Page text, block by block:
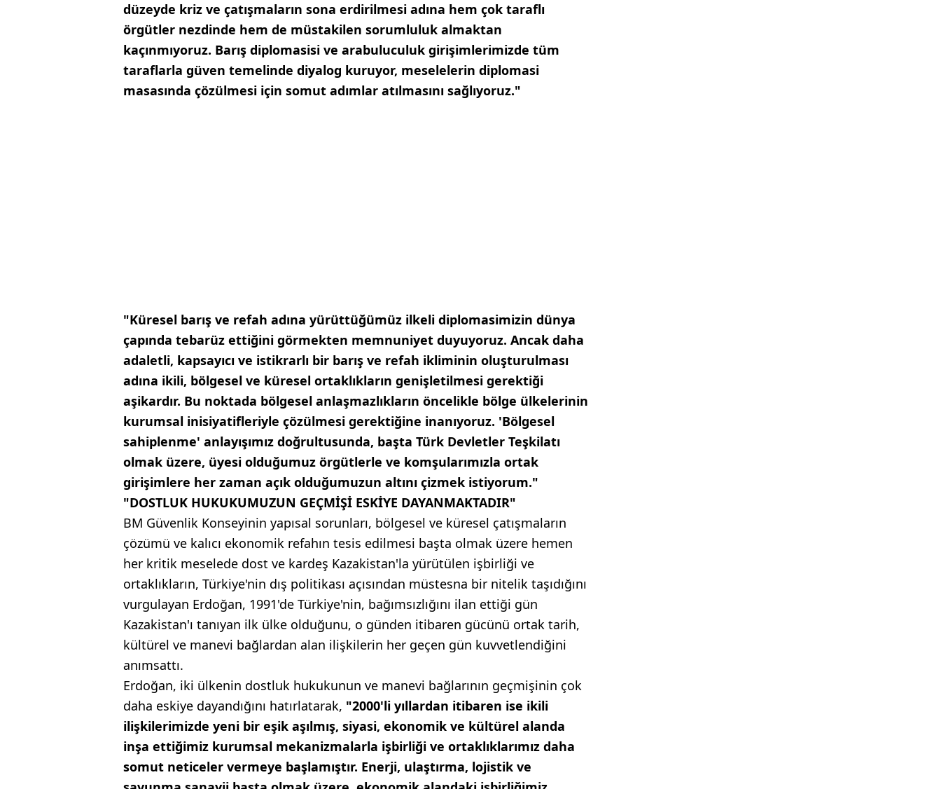
düzeyde kriz ve çatışmaların sona erdirilmesi adına hem çok taraflı
örgütler nezdinde hem de müstakilen sorumluluk almaktan
kaçınmıyoruz. Barış diplomasisi ve arabuluculuk girişimlerimizde tüm
taraflarla güven temelinde diyalog kuruyor, meselelerin diplomasi
masasında çözülmesi için somut adımlar atılmasını sağlıyoruz."
"Küresel barış ve refah adına yürüttüğümüz ilkeli diplomasimizin dünya
çapında tebarüz ettiğini görmekten memnuniyet duyuyoruz. Ancak daha
adaletli, kapsayıcı ve istikrarlı bir barış ve refah ikliminin oluşturulması
adına ikili, bölgesel ve küresel ortaklıkların genişletilmesi gerektiği
aşikardır. Bu noktada bölgesel anlaşmazlıkların öncelikle bölge ülkelerinin
kurumsal inisiyatifleriyle çözülmesi gerektiğine inanıyoruz. 'Bölgesel
sahiplenme' anlayışımız doğrultusunda, başta Türk Devletler Teşkilatı
olmak üzere, üyesi olduğumuz örgütlerle ve komşularımızla ortak
girişimlere her zaman açık olduğumuzun altını çizmek istiyorum."
"DOSTLUK HUKUKUMUZUN GEÇMİŞİ ESKİYE DAYANMAKTADIR"
BM Güvenlik Konseyinin yapısal sorunları, bölgesel ve küresel çatışmaların
çözümü ve kalıcı ekonomik refahın tesis edilmesi başta olmak üzere hemen
her kritik meselede dost ve kardeş Kazakistan'la yürütülen işbirliği ve
ortaklıkların, Türkiye'nin dış politikası açısından müstesna bir nitelik taşıdığını
vurgulayan Erdoğan, 1991'de Türkiye'nin, bağımsızlığını ilan ettiği gün
Kazakistan'ı tanıyan ilk ülke olduğunu, o günden itibaren gücünü ortak tarih,
kültürel ve manevi bağlardan alan ilişkilerin her geçen gün kuvvetlendiğini
anımsattı.
Erdoğan, iki ülkenin dostluk hukukunun ve manevi bağlarının geçmişinin çok
daha eskiye dayandığını hatırlatarak, "2000'li yıllardan itibaren ise ikili
ilişkilerimizde yeni bir eşik aşılmış, siyasi, ekonomik ve kültürel alanda
inşa ettiğimiz kurumsal mekanizmalarla işbirliği ve ortaklıklarımız daha
somut neticeler vermeye başlamıştır. Enerji, ulaştırma, lojistik ve